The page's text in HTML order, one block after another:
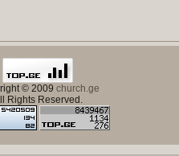
© 2009 church.ge
Rights Reserved.